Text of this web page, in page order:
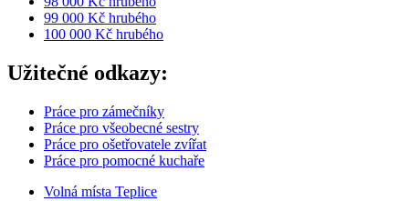
99 000 Kč hrubého
100 000 Kč hrubého
Užitečné odkazy:
Práce pro zámečníky
Práce pro všeobecné sestry
Práce pro ošetřovatele zvířat
Práce pro pomocné kuchaře
Volná místa Teplice